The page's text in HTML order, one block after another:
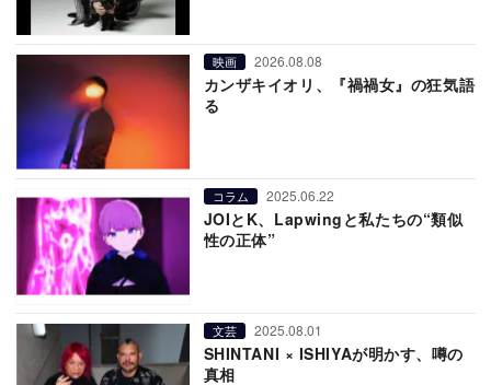
映画 2026.08.08
カンザキイオリ、『禍禍女』の狂気語
る
コラム 2025.06.22
JOIとK、Lapwingと私たちの“類似
性の正体”
文芸 2025.08.01
SHINTANI × ISHIYAが明かす、噂の
真相